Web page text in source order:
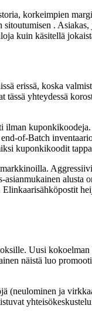
korkeimpien
sitoutumisen .
kuin käsitellä
erissä, koska
yhteydessä
ilman
of-Batch
kuponkikoodit
alusta
Uusi kokoelman
näistä luo
(neulominen ja